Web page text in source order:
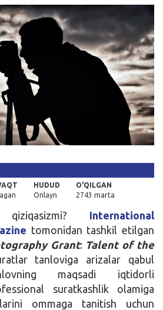
HUDUD
Onlayn
O'QILGAN
2743 marta
International
tomonidan tashkil etilgan
Grant: Talent of the
tanloviga arizalar qabul
maqsadi iqtidorli
suratkashlik olamiga
ommaga tanitish uchun